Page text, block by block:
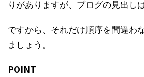
りがありますが、ブログの見出し
ですから、それだけ順序を間違わ
ましょう。
POINT